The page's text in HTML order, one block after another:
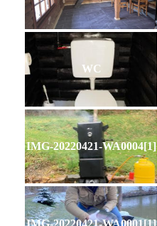
WC
IMG-20220421-WA0004[1]
IMG-20220421-WA0001[1]